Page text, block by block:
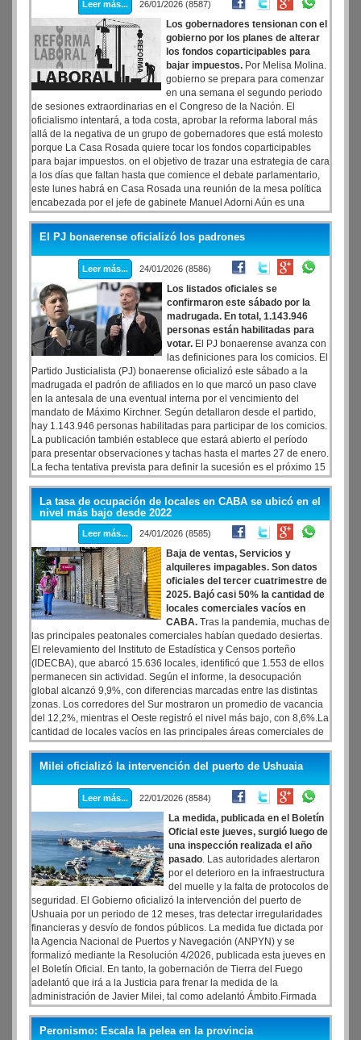
habló del first-refusal que exigió para que Tenaris pudiera igualar
cualquier oferta.
Leer más... 26/01/2026 (8587)
Los gobernadores tensionan con el
gobierno por los planes de alterar
los fondos coparticipables para
bajar impuestos. Por Melisa Molina.
gobierno se prepara para comenzar
en una semana el segundo periodo
de sesiones extraordinarias en el Congreso de la Nación. El
oficialismo intentará, a toda costa, aprobar la reforma laboral más
allá de la negativa de un grupo de gobernadores que está molesto
porque La Casa Rosada quiere tocar los fondos coparticipables
para bajar impuestos. on el objetivo de trazar una estrategia de cara
a los días que faltan hasta que comience el debate parlamentario,
este lunes habrá en Casa Rosada una reunión de la mesa política
encabezada por el jefe de gabinete Manuel Adorni Aún es una
incógnita si participarán de esa reunión el presidente Javier Milei y
su hermana Karina que, ya de regreso en la Argentina después de
la gira por Davos, el mismo lunes viajarán a Mar del Plata para
hacer una recorrida en el centro de esa ciudad y participar el martes
de La Derecha Fest.
El PJ bonaerense oficializó los padrones
Leer más... 24/01/2026 (8586)
Los listados oficiales se
confirmaron este sábado por la
madrugada. En total, 1.143.946
personas están habilitadas para
votar. El PJ bonaerense avanza con
las definiciones para los comicios. El
Partido Justicialista (PJ) bonaerense oficializó este sábado a la
madrugada el padrón de afiliados en lo que marcó un paso clave
en la antesala de una eventual interna por el vencimiento del
mandato de Máximo Kirchner. Según detallaron desde el partido,
hay 1.143.946 personas habilitadas para participar de los comicios.
La publicación también establece que estará abierto el período
para presentar observaciones y tachas hasta el martes 27 de enero.
La fecha tentativa prevista para definir la sucesión es el próximo 15
de marzo.Por ahora, la única a certeza es el veto explícito del
sector del kirchnerismo a Magario para convertirse, en
representación del MDF de Kicillof, en la nueva titular del partido
en territorio bonaerense.
La tasa de ocupación de locales en CABA se ubicó en el
nivel más bajo desde 2022
Leer más... 24/01/2026 (8585)
Baja de ventas, Servicios y
alquileres impagables. Son datos
oficiales del tercer cuatrimestre de
2025. Bajó casi 50% la cantidad de
locales comerciales vacíos en
CABA. Tras la pandemia, muchas de
las principales peatonales comerciales habían quedado desiertas.
El relevamiento del Instituto de Estadística y Censos porteño
(IDECBA), que abarcó 15.636 locales, identificó que 1.553 de ellos
permanecen sin actividad. Según el informe, la desocupación
global alcanzó 9,9%, con diferencias marcadas entre las distintas
zonas. Los corredores del Sur mostraron un promedio de vacancia
del 12,2%, mientras el Oeste registró el nivel más bajo, con 8,6%.La
cantidad de locales vacíos en las principales áreas comerciales de
la Ciudad de Buenos Aires alcanzó en el bimestre noviembre-
diciembre de 2022 a 205 casos, con una caída del 47,6% respecto
del mismo período del año anterior, según un relevamiento dado a
conocer este martes por la Cámara Argentina de Comercio y
Servicios (CAC).
Milei oficializó la intervención del puerto de Ushuaia
Leer más... 22/01/2026 (8584)
La medida, publicada en el Boletín
Oficial este jueves, surgió luego de
una inspección realizada el año
pasado. Las autoridades alertaron
por el deterioro en la infraestructura
del muelle y la falta de protocolos de
seguridad. El Gobierno oficializó la intervención del puerto de
Ushuaia por un periodo de 12 meses, tras detectar irregularidades
financieras y desvío de fondos públicos. La medida fue dictada por
la Agencia Nacional de Puertos y Navegación (ANPYN) y se
formalizó mediante la Resolución 4/2026, publicada esta jueves en
el Boletín Oficial. En tanto, la gobernación de Tierra del Fuego
adelantó que irá a la Justicia para frenar la medida de la
administración de Javier Milei, tal como adelantó Ámbito.Firmada
por el director ejecutivo del organismo, Iñaki Arreseygor.
Peronismo: Escala la pelea en la provincia